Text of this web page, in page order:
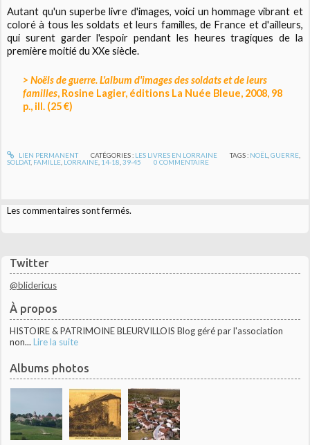
Twitter
@blidericus
À propos
HISTOIRE & PATRIMOINE BLEURVILLOIS Blog géré par l'association
non... Lire la suite
Albums photos
Autant qu'un superbe livre d'images, voici un hommage vibrant et
coloré à tous les soldats et leurs familles, de France et d'ailleurs,
qui surent garder l'espoir pendant les heures tragiques de la
première moitié du XXe siècle.
> Noëls de guerre. L'album d'images des soldats et de leurs
familles, Rosine Lagier, éditions La Nuée Bleue, 2008, 98
p., ill. (25 €)
LIEN PERMANENT CATÉGORIES : LES LIVRES EN LORRAINE TAGS : NOËL ,GUERRE
SOLDAT, FAMILLE LORRAINE 14-18 ,39-45 0 COMMENTAIRE
Les commentaires sont fermés.